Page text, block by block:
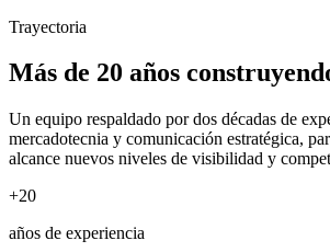
Trayectoria
Más de 20 años
Un equipo respaldado por dos décadas de
mercadotecnia y comunicación estratégica,
alcance nuevos niveles de visibilidad y
+20
años de experiencia